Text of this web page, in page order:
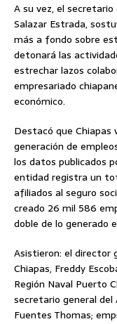
A su vez, el secretario
Salazar Estrada,
más a fondo sobre
detonará las
estrechar lazos
empresariado
económico.
Destacó que
generación de
los datos publicados
entidad registra un
afiliados al seguro
creado 26 mil 586
doble de lo generado
Asistieron: el director
Chiapas, Freddy
Región Naval Puerto
secretario general
Fuentes Thomas;